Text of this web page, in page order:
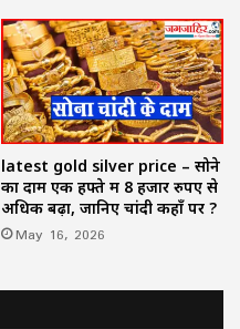
latest gold silver price – सोने
का दाम एक हफ्ते में 8 हजार रुपए से
अधिक बढ़ा, जानिए चांदी कहाँ पर ?
May 16, 2026